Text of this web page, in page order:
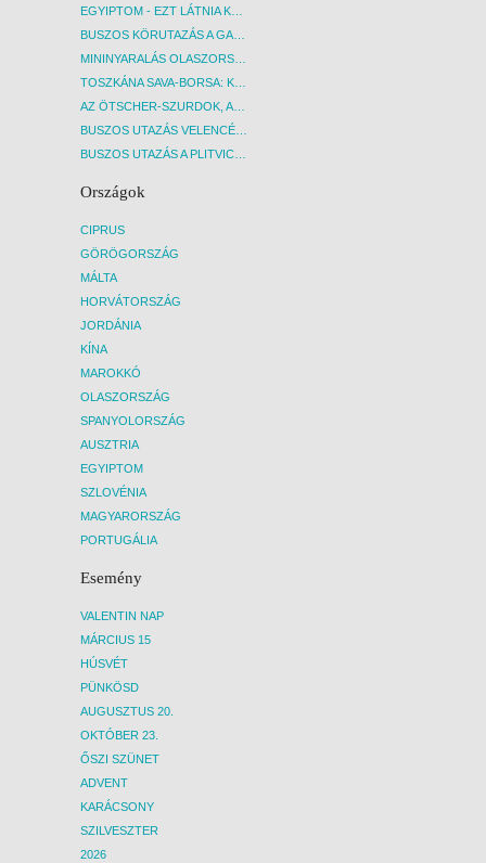
Országok
CIPRUS
GÖRÖGORSZÁG
MÁLTA
HORVÁTORSZÁG
JORDÁNIA
KÍNA
MAROKKÓ
OLASZORSZÁG
SPANYOLORSZÁG
AUSZTRIA
EGYIPTOM
SZLOVÉNIA
MAGYARORSZÁG
PORTUGÁLIA
Esemény
VALENTIN NAP
MÁRCIUS 15
HÚSVÉT
PÜNKÖSD
AUGUSZTUS 20.
OKTÓBER 23.
ŐSZI SZÜNET
ADVENT
KARÁCSONY
SZILVESZTER
2026